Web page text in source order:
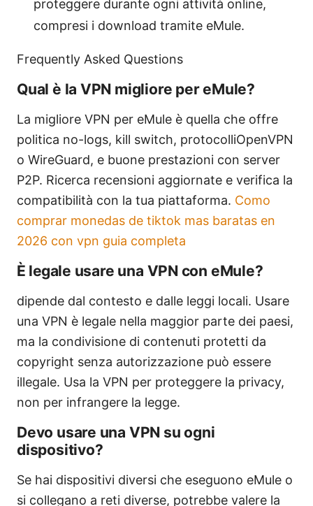
proteggere durante ogni attività online,
compresi i download tramite eMule.
Frequently Asked Questions
Qual è la VPN migliore per eMule?
La migliore VPN per eMule è quella che offre
politica no-logs, kill switch, protocolliOpenVPN
o WireGuard, e buone prestazioni con server
P2P. Ricerca recensioni aggiornate e verifica la
compatibilità con la tua piattaforma. Como
comprar monedas de tiktok mas baratas en
2026 con vpn guia completa
È legale usare una VPN con eMule?
dipende dal contesto e dalle leggi locali. Usare
una VPN è legale nella maggior parte dei paesi,
ma la condivisione di contenuti protetti da
copyright senza autorizzazione può essere
illegale. Usa la VPN per proteggere la privacy,
non per infrangere la legge.
Devo usare una VPN su ogni
dispositivo?
Se hai dispositivi diversi che eseguono eMule o
si collegano a reti diverse, potrebbe valere la